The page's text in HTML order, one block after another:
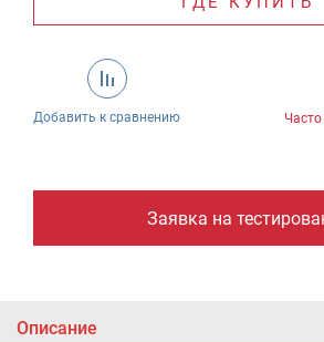
Добавить к сравнению
Заявка на
Описание